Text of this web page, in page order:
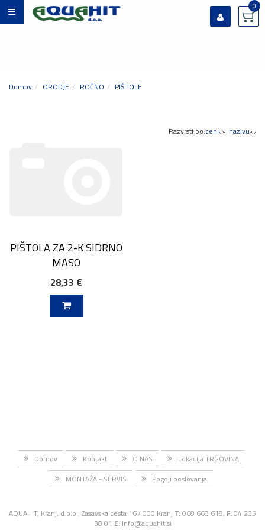
0
Domov ORODJE ROČNO PIŠTOLE
Razvrsti po:ceni nazivu
PIŠTOLA ZA 2-K SIDRNO
MASO
28,33 €
Domov Kontakt O NAS
Lokacija TRGOVINA
MONTAŽA - SERVIS
Pogoji poslovanja
AQUAHIT, Kranj, d.o.o., Zasavska cesta 16 4000 Kranj T:068 663 618, F:04 235
38 01 E: Info@aquahit.si